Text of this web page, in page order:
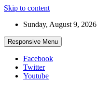
Skip to content
Sunday, August 9, 2026
Responsive Menu
Facebook
Twitter
Youtube